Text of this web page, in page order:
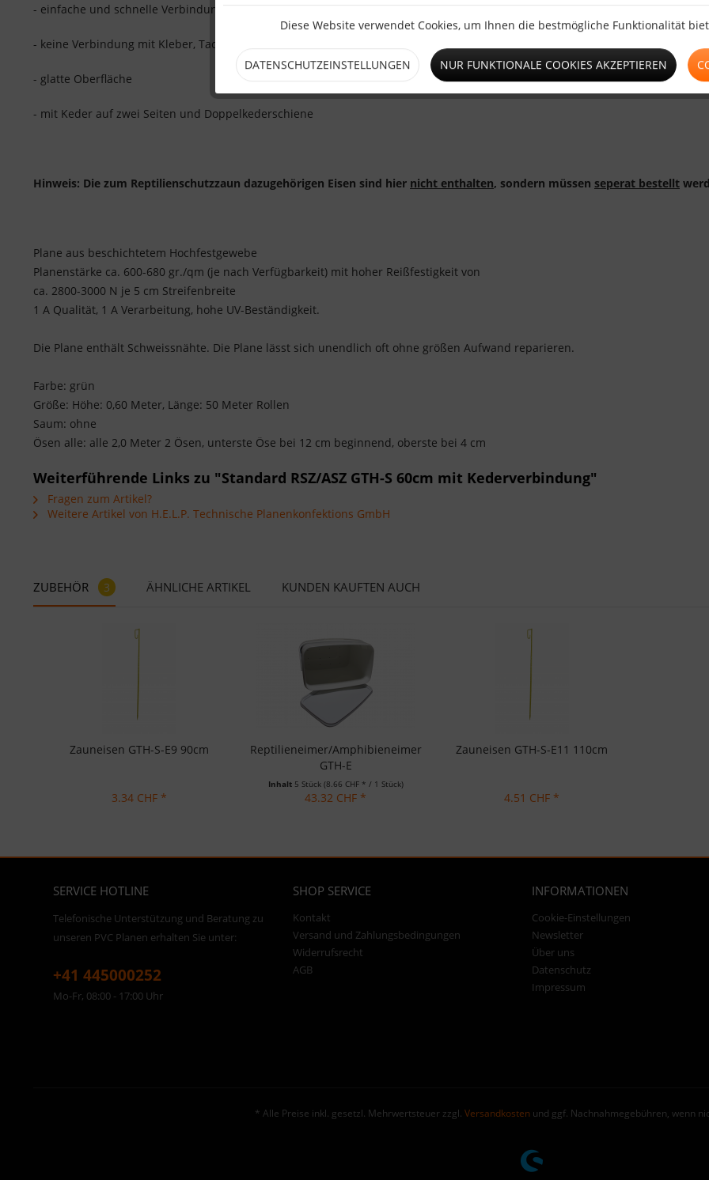
- einfache und schnelle Verbindung möglich
- keine Verbindung mit Kleber, Tacker oder sonstigem
- glatte Oberfläche
- mit Keder auf zwei Seiten und Doppelkederschiene
Hinweis: Die zum Reptilienschutzzaun dazugehörigen Eisen sind hier nicht enthalten, sondern müssen seperat bestellt
Plane aus beschichtetem Hochfestgewebe
Planenstärke ca. 600-680 gr./qm (je nach Verfügbarkeit) mit hoher Reißfestigkeit von
ca. 2800-3000 N je 5 cm Streifenbreite
1 A Qualität, 1 A Verarbeitung, hohe UV-Beständigkeit.
Die Plane enthält Schweissnähte. Die Plane lässt sich unendlich oft ohne größen Aufwand reparieren.
Farbe: grün
Größe: Höhe: 0,60 Meter, Länge: 50 Meter Rollen
Saum: ohne
Ösen alle: alle 2,0 Meter 2 Ösen, unterste Öse bei 12 cm beginnend, oberste bei 4 cm
Weiterführende Links zu "Standard RSZ/ASZ GTH-S 60cm mit Kederverbindung"
Fragen zum Artikel?
Weitere Artikel von H.E.L.P. Technische Planenkonfektions GmbH
ZUBEHÖR 3 ÄHNLICHE ARTIKEL KUNDEN KAUFTEN AUCH
Zauneisen GTH-S-E9 90cm
3.34 CHF *
Reptilieneimer/Amphibieneimer
GTH-E
Inhalt 5 Stück (8.66 CHF * / 1 Stück)
43.32 CHF *
Zauneisen GTH-S-E11 110cm
4.51 CHF *
SERVICE HOTLINE
Telefonische Unterstützung und Beratung zu
unseren PVC Planen erhalten Sie unter:
+41 445000252
Mo-Fr, 08:00 - 17:00 Uhr
SHOP SERVICE
Kontakt
Versand und Zahlungsbedingungen
Widerrufsrecht
AGB
INFORMATIONEN
Cookie-Einstellungen
Newsletter
Über uns
Datenschutz
Impressum
* Alle Preise inkl. gesetzl. Mehrwertsteuer zzgl. Versandkostenund ggf. Nachnahmegebühren, wenn
Diese Website verwendet Cookies, um Ihnen die bestmögliche Funktionalität
DATENSCHUTZEINSTELLUNGEN NUR FUNKTIONALE COOKIES AKZEPTIEREN